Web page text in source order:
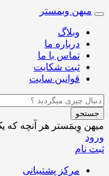
Toggle
navigation
میهن وبمستر
وبلاگ
درباره ما
تماس با ما
ثبت شکایت
قوانین سایت
جستجو
میهن وِبمَستر هر آنچه که
ورود
ثبت نام
مرکز پشتیبانی